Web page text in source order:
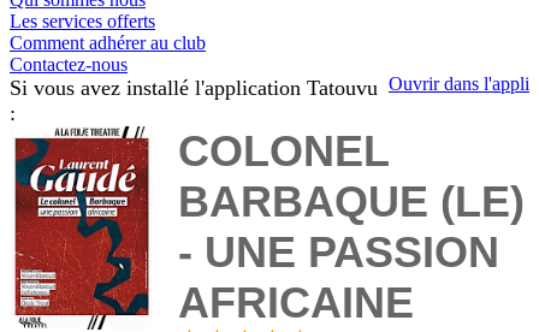
Les services offerts
Comment adhérer au club
Contactez-nous
Ouvrir dans l'appli
Si vous avez installé l'application Tatouvu
:
COLONEL
BARBAQUE (LE)
- UNE PASSION
AFRICAINE